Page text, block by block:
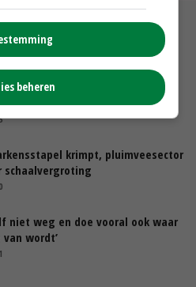
A-ware en Amalthea gaat
meer balans’
vraag naar geitenzuivel blijft
in Europese top
krimpt, pluimveesector
schaalvergroting
niet weg en doe vooral ook waar
wordt’
beheren